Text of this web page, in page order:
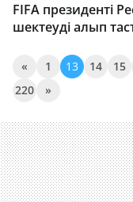
FIFA президенті
шектеуді алып
« 1 13 14 15
220
»